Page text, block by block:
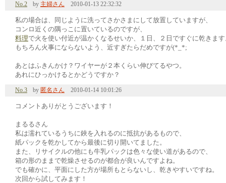
No.2 by 主婦さん 2010-01-13 22:32:32
私の場合は、同じように洗ってさかさまにして放置していますが、
コンロ近くの隅っこに置いているのですが、
料理で火を使い付近が温かくなるせいか、１日、２日ですぐに乾きま
もちろん火事にならないよう、近すぎたらだめですが(*_*;
あとはふきんかけ？ワイヤーが２本くらい伸びてるやつ。
あれにひっかけるとかどうですか？
No.3 by 匿名さん 2010-01-14 10:01:26
コメントありがとうございます！
まるるさん
私は濡れているうちに鋏を入れるのに抵抗があるもので、
紙パックを乾かしてから最後に切り開いてました。
また、リサイクルの他にも牛乳パックは色々な使い道があるので、
箱の形のままで乾燥させるのが都合が良いんですよね。
でも確かに、平面にした方が場所もとらないし、乾きやすいですね。
次回から試してみます！